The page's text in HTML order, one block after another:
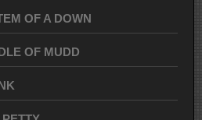
OF A DOWN
OF MUDD